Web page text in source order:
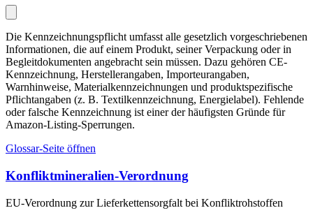
Die Kennzeichnungspflicht umfasst alle gesetzlich vorgeschriebenen
Informationen, die auf einem Produkt, seiner Verpackung oder in
Begleitdokumenten angebracht sein müssen. Dazu gehören CE-
Kennzeichnung, Herstellerangaben, Importeurangaben,
Warnhinweise, Materialkennzeichnungen und produktspezifische
Pflichtangaben (z. B. Textilkennzeichnung, Energielabel). Fehlende
oder falsche Kennzeichnung ist einer der häufigsten Gründe für
Amazon-Listing-Sperrungen.
Glossar-Seite öffnen
Konfliktmineralien-Verordnung
EU-Verordnung zur Lieferkettensorgfalt bei Konfliktrohstoffen